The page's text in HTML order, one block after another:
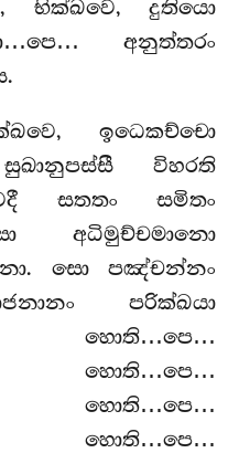
භික්ඛවෙ, දුතියො
අනුත්තරං
ඉධෙකච්චො
විහරති
සතතං සමිතං
අධිමුච්චමානො
සො පඤ්චන්නං
පරික්ඛයා
හොති…පෙ…
හොති…පෙ…
හොති…පෙ…
හොති…පෙ…